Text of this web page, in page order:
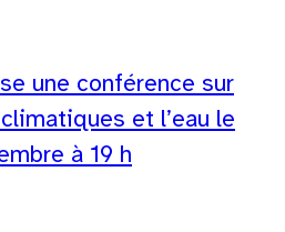
une conférence sur
et l’eau le
à 19 h